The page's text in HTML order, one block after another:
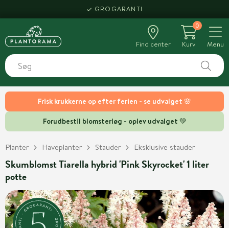
Frisk krukkerne op efter ferien - se udvalget 🌸
Forudbestil blomsterløg - oplev udvalget 💚
GROGARANTI
Find center
0
Kurv
Menu
Planter Haveplanter Stauder Eksklusive stauder
Skumblomst Tiarella hybrid 'Pink Skyrocket' 1 liter
potte